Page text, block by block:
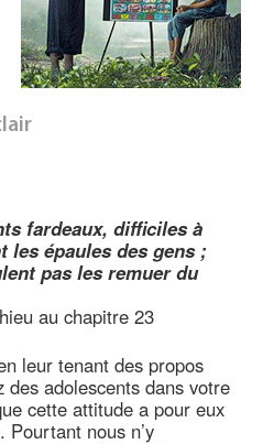
fardeaux, difficiles à
les épaules des gens ;
pas les remuer du
au chapitre 23
leur tenant des propos
adolescents dans votre
cette attitude a pour eux
Pourtant nous n’y